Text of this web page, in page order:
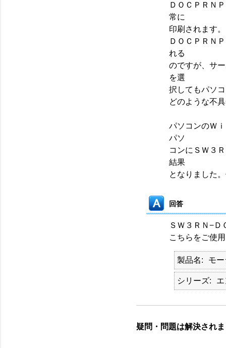
ＤＯＣＰＲＮ
常に
印刷されます。
ＤＯＣＰＲＮ
れる
のですが、サ
を選
択してもパソ
どのような不
パソコンのＷ
パソ
コンにＳＷ３
結果
となりました
回答
ＳＷ３ＲＮ−
こちらをご使
製品名 モ
シリーズ
疑問・問題は解決され